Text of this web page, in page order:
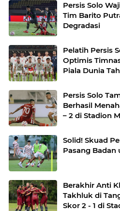
Persis Solo
Tim Barito
Degradasi
Pelatih Persis
Optimis
Piala Dunia
Persis Solo
Berhasil
– 2 di Stadion
Solid! Skuad
Pasang Badan
Berakhir Anti
Takhluk di
Skor 2 - 1 di